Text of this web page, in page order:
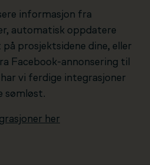
informasjon fra
automatisk oppdatere
prosjektsidene dine, eller
Facebook-annonsering til
vi ferdige integrasjoner
sømløst.
her